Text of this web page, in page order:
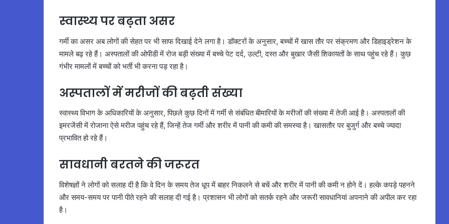
स्वास्थ्य पर बढ़ता असर
गर्मी का असर अब लोगों की सेहत पर भी साफ दिखाई देने लगा है। डॉक्टरों के अनुसार, बच्चों में खास तौर पर संक्रमण और डिहाइड्रेशन के
मामले बढ़ रहे हैं। अस्पतालों की ओपीडी में रोज बड़ी संख्या में बच्चे पेट दर्द, उल्टी, दस्त और बुखार जैसी शिकायतों के साथ पहुंच रहे हैं। कुछ
गंभीर मामलों में बच्चों को भर्ती भी करना पड़ रहा है।
अस्पतालों में मरीजों की बढ़ती संख्या
स्वास्थ्य विभाग के अधिकारियों के अनुसार, पिछले कुछ दिनों में गर्मी से संबंधित बीमारियों के मरीजों की संख्या में तेजी आई है। अस्पतालों की
इमरजेंसी में रोजाना ऐसे मरीज पहुंच रहे हैं, जिन्हें तेज गर्मी और शरीर में पानी की कमी की समस्या है। खासतौर पर बुजुर्ग और बच्चे ज्यादा
प्रभावित हो रहे हैं।
सावधानी बरतने की जरूरत
विशेषज्ञों ने लोगों को सलाह दी है कि वे दिन के समय तेज धूप में बाहर निकलने से बचें और शरीर में पानी की कमी न होने दें। हल्के कपड़े पहनने
और समय-समय पर पानी पीते रहने की सलाह दी गई है। प्रशासन भी लोगों को सतर्क रहने और जरूरी सावधानियां अपनाने की अपील कर रहा
है।